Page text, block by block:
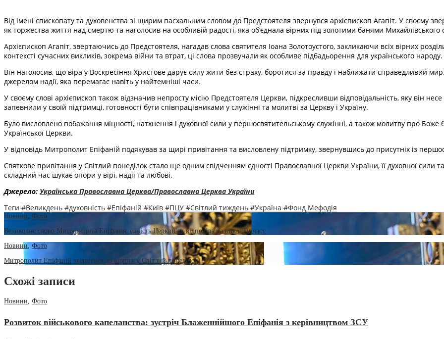
Від імені єпископату та духовенства зі щирим пасхальним словом до Предстоятеля звернувся архієпископ Агапіт. У своєму
як торжества життя над смертю та наголосив на особливій радості, яка об’єднала вірних під золотими банями Михайлівського
Архієпископ Агапіт, звертаючись до Предстоятеля, нагадав слова святителя Іоана Золотоустого, закликаючи всіх вірних
контексті сучасних викликів, зокрема війни та втрат, ці слова прозвучали як особливе підбадьорення для українського народу.
Він наголосив, що віра у Воскресіння Христове дарує силу жити без страху, боротися за правду і наближати справедливий
джерелом надії, яка перемагає навіть у найтемніші часи.
У своєму слові архієпископ також відзначив непросту місію Предстоятеля Церкви, підкресливши відповідальність, яку він
запевнили у своїй підтримці, готовності бути співпрацівниками у служінні та молитві за Церкву і Україну.
Було висловлено побажання міцності, натхнення і духовної сили у першосвятительському служінні, а також молитву про
Української Церкви.
У відповідь Митрополит Епіфаній подякував за щирі привітання та висловлену підтримку, звернувшись до присутніх із
Святкове привітання у Світлий понеділок стало ще одним свідченням єдності Православної Церкви України, її духовної сили
складний час шукає опори у вірі, надії та любові.
Джерело: Українська Православна Церква/Православна Церква України
Теги #Великдень #духовність #Епіфаній #Київ #ПЦУ #Світлий тиждень #Україна #Фонд Мефодія
Новини Фото
Великоднє слово Митрополита Епіфанія: єдність Церкви як відповідь на виклики часу
Новини Фото
Митрополит Епіфаній звернувся до вірних у Світлий понеділок
Схожі записи
Новини, Фото
Розвиток військового капеланства: зустріч Блаженнійшого Епіфанія з керівництвом ЗСУ